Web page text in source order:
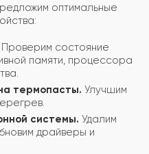
оптимальные
Проверим состояние
памяти, процессора
термопасты. Улучшим
системы. Удалим
драйверы и